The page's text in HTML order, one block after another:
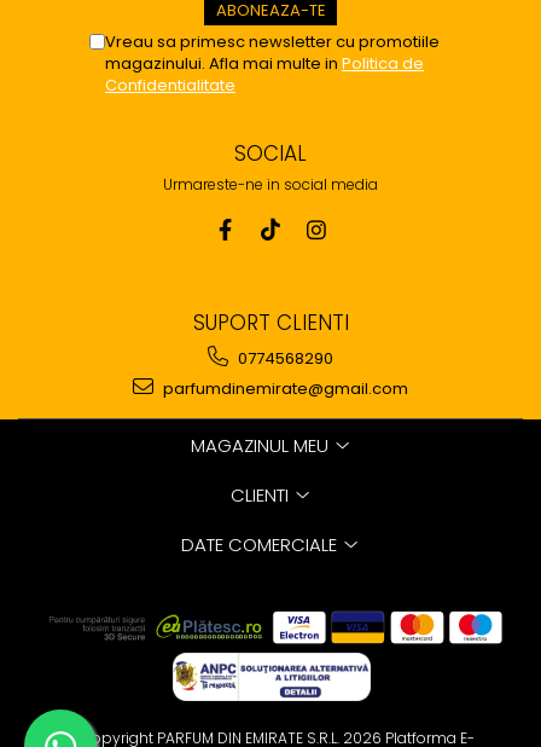
Vreau sa primesc newsletter cu promotiile
magazinului. Afla mai multe in Politica de
Confidentialitate
SOCIAL
Urmareste-ne in social media
SUPORT CLIENTI
0774568290
parfumdinemirate@gmail.com
MAGAZINUL MEU
CLIENTI
DATE COMERCIALE
©Copyright PARFUM DIN EMIRATE S.R.L. 2026 Platforma E-